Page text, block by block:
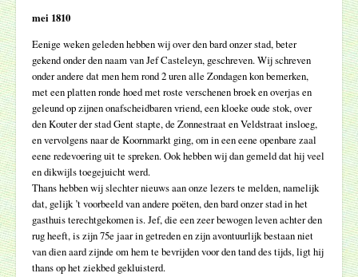
mei 1810
Eenige weken geleden hebben wij over den bard onzer stad, beter
gekend onder den naam van Jef Casteleyn, geschreven. Wij schreven
onder andere dat men hem rond 2 uren alle Zondagen kon bemerken,
met een platten ronde hoed met roste verschenen broek en overjas en
geleund op zijnen onafscheidbaren vriend, een kloeke oude stok, over
den Kouter der stad Gent stapte, de Zonnestraat en Veldstraat insloeg,
en vervolgens naar de Koornmarkt ging, om in een eene openbare zaal
eene redevoering uit te spreken. Ook hebben wij dan gemeld dat hij veel
en dikwijls toegejuicht werd.
Thans hebben wij slechter nieuws aan onze lezers te melden, namelijk
dat, gelijk ’t voorbeeld van andere poëten, den bard onzer stad in het
gasthuis terechtgekomen is. Jef, die een zeer bewogen leven achter den
rug heeft, is zijn 75e jaar in getreden en zijn avontuurlijk bestaan niet
van dien aard zijnde om hem te bevrijden voor den tand des tijds, ligt hij
thans op het ziekbed gekluisterd.